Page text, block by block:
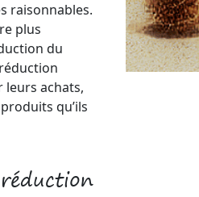
raisonnables.
plus
du
achats,
qu’ils